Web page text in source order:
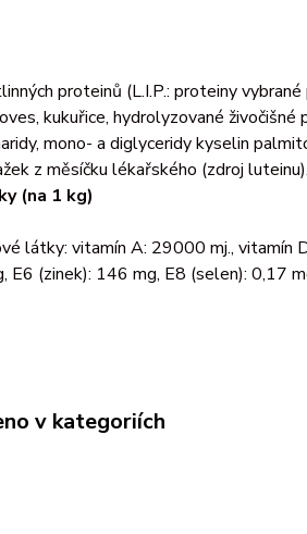
proteinů (L.I.P.: proteiny
kukuřice, hydrolyzované
mono- a diglyceridy kyselin
z měsíčku lékařského (zdroj luteinu).
(na 1 kg)
látky: vitamín A: 29000 mj., vitamín
E6 (zinek): 146 mg, E8 (selen): 0,17
v kategoriích